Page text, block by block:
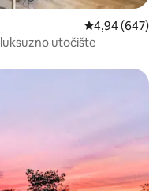
Prosečna
4,94 (647)
utočište